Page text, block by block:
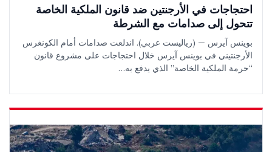
احتجاجات في الأرجنتين ضد قانون الملكية الخاصة
تتحول إلى صدامات مع الشرطة
بوينس آيرس — (رياليست عربي). اندلعت صدامات أمام الكونغرس
الأرجنتيني في بوينس آيرس خلال احتجاجات على مشروع قانون
“حرمة الملكية الخاصة” الذي يدفع به…